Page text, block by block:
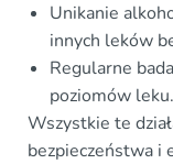
Unikanie
innych leków
Regularne
poziomów leku.
Wszystkie te
bezpieczeństwa i